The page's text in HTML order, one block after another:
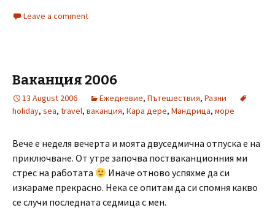
Leave a comment
Ваканция 2006
13 August 2006 Ежедневие, Пътешествия, Разни
holiday, sea, travel, ваканция, Кара дере, Мандрица, море
Вече е неделя вечерта и моята двуседмична отпуска е на
приключване. От утре започва постваканционния ми
стрес на работата
Иначе отново успяхме да си
изкараме прекрасно. Нека се опитам да си спомня какво
се случи последната седмица с мен.